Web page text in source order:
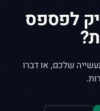
לפספס
שלכם, או דברו